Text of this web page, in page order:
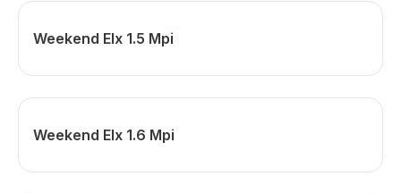
Weekend Elx 1.5 Mpi
Weekend Elx 1.6 Mpi